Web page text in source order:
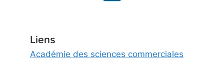
Liens
Académie des sciences commerciales